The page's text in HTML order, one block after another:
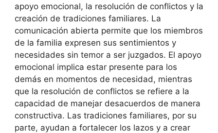
apoyo emocional, la resolución de conflictos y la
creación de tradiciones familiares. La
comunicación abierta permite que los miembros
de la familia expresen sus sentimientos y
necesidades sin temor a ser juzgados. El apoyo
emocional implica estar presente para los
demás en momentos de necesidad, mientras
que la resolución de conflictos se refiere a la
capacidad de manejar desacuerdos de manera
constructiva. Las tradiciones familiares, por su
parte, ayudan a fortalecer los lazos y a crear